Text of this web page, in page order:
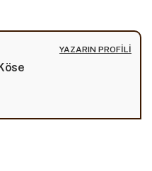
YAZARIN PROFILI